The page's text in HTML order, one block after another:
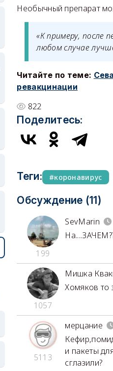
Необычный препарат
«К примеру, после
любом случае
Читайте по теме:
ревакцинации
822
Поделитесь:
Теги: коронавирус
Обсуждение (11)
199
SevMarin
1057
Мишка
Хомяков то
5113
мерцание
и пакеты
сглазили?